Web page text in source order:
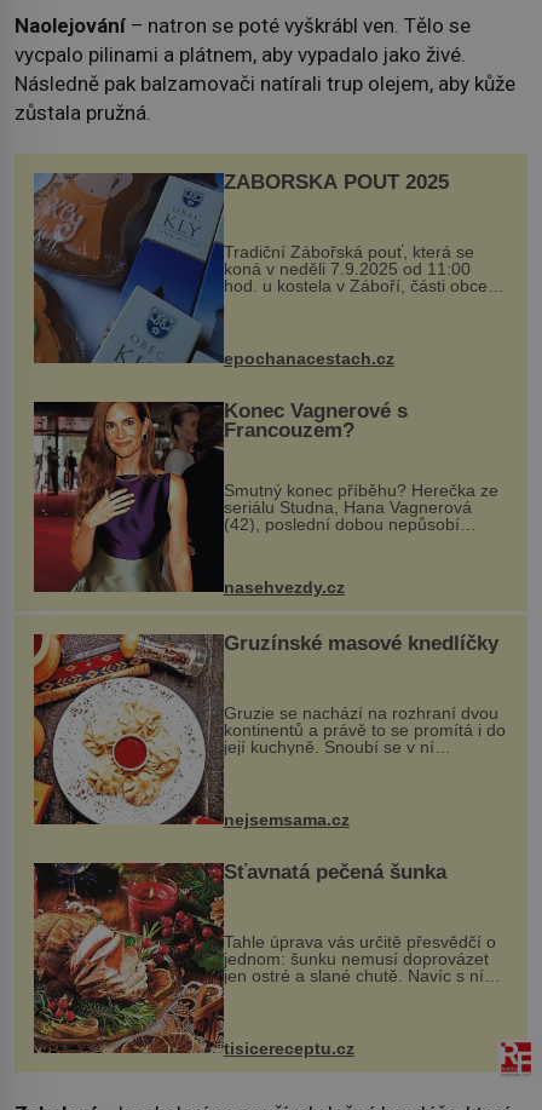
Naolejování – natron se poté vyškrábl ven. Tělo se
vycpalo pilinami a plátnem, aby vypadalo jako živé.
Následně pak balzamovači natírali trup olejem, aby kůže
zůstala pružná.
ZÁBOŘSKÁ POUŤ 2025
Tradiční Zábořská pouť, která se
koná v neděli 7.9.2025 od 11:00
hod. u kostela v Záboří, části obce
Kly u Mělníka. V programu naleznete
komentovanou prohlídku kostela,
epochanacestach.cz
Konec Vagnerové s
Francouzem?
Smutný konec příběhu? Herečka ze
seriálu Studna, Hana Vagnerová
(42), poslední dobou nepůsobí
nasehvezdy.cz
Gruzínské masové knedlíčky
Gruzie se nachází na rozhraní dvou
kontinentů a právě to se promítá i do
její kuchyně. Snoubí se v ní
evropské a asijské chutě a díky tomu
pokrmy, které rozhodně st...
nejsemsama.cz
Šťavnatá pečená šunka
Tahle úprava vás určitě přesvědčí o
jednom: šunku nemusí doprovázet
jen ostré a slané chutě. Navíc s ní
nakrmíte poměrně hodně hladových
krků. Ingredience sádlo 3 kg šunky
vcelku 3 stroužky česneku hl...
tisicereceptu.cz